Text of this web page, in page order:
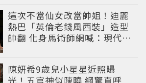
這次不當仙女改當帥姐！迪麗
熱巴「英倫老錢風西裝」造型
帥翻 化身馬術師網喊：現代版
陳妍希9歲兒小星星近照曝
光！五官神似陳曉 網驚直呼